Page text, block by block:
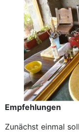
Empfehlungen
Zunächst einmal